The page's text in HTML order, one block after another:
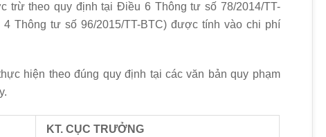
trừ theo quy định tại Điều 6 Thông tư số 78/2014/TT-
Thông tư số 96/2015/TT-BTC) được tính vào chi phí
hiện theo đúng quy định tại các văn bản quy phạm
KT. CỤC TRƯỞNG